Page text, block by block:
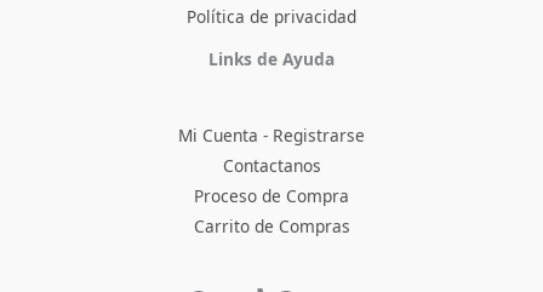
Política de privacidad
Links de Ayuda
Mi Cuenta - Registrarse
Contactanos
Proceso de Compra
Carrito de Compras
Facebook
Instagram
TikTokPinterest